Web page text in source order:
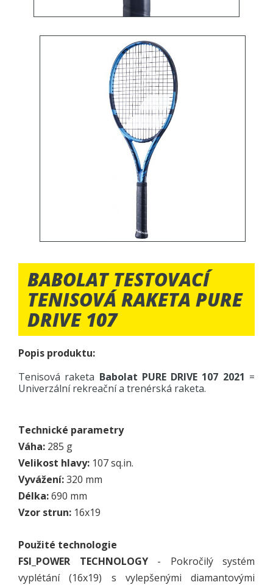
BABOLAT TESTOVACÍ
TENISOVÁ RAKETA PURE
DRIVE 107
Popis produktu:
Tenisová raketa Babolat PURE DRIVE 107 2021 =
Univerzální rekreační a trenérská raketa.
Technické parametry
Váha: 285 g
Velikost hlavy: 107 sq.in.
Vyvážení:320 mm
Délka:690 mm
Vzor strun: 16x19
Použité technologie
FSI_POWER TECHNOLOGY- Pokročilý systém
vyplétání (16x19) s vylepšenými diamantovými